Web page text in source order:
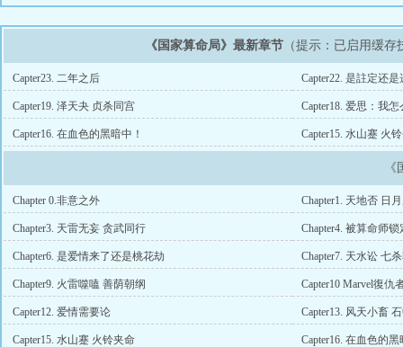
《国家算命局》最新章节 （提示：已启用缓
Capter23. 二年之后 Capter22. 是註定还
Capter19. 泽天夬 贞杀同宫 Capter18. 爱思：我
Capter16. 在血色的黑暗中！ Capter15. 水山蹇 火
Chapter 0.非意之外 Chapter1. 天地否 日
Chapter3. 天雷无妄 贪武同行 Chapter4. 被算命师锁
Chapter6. 是爱情来了还是桃花劫 Chapter7. 天水讼 七
Chapter9. 火雷噬嗑 善荫朝纲 Capter10 Marvel復仇
Capter12. 爱情需要论 Capter13. 风天小畜
Capter15. 水山蹇 火铃夹命 Capter16. 在血色的